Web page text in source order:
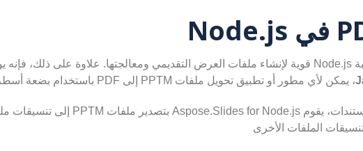
، يمكن لأي مطور أو تطبيق تحويل ملفات PPTM إلى PDF باستخدام بضعة أسطر فقط من التعليمات البرمجية.